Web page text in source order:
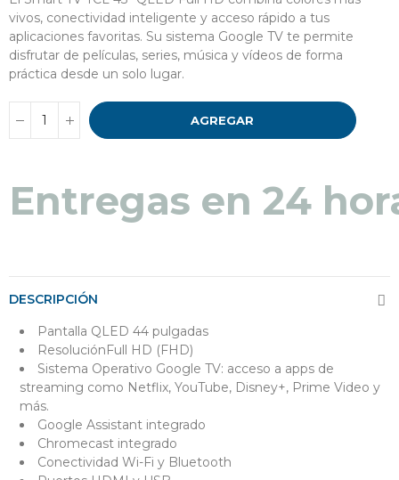
vivos, conectividad inteligente y acceso rápido a tus
aplicaciones favoritas. Su sistema Google TV te permite
disfrutar de películas, series, música y vídeos de forma
práctica desde un solo lugar.
AGREGAR
Entregas en 24
DESCRIPCIÓN
Pantalla QLED 44 pulgadas
ResoluciónFull HD (FHD)
Sistema Operativo Google TV: acceso a apps de
streaming como Netflix, YouTube, Disney+, Prime Video y
más.
Google Assistant integrado
Chromecast integrado
Conectividad Wi-Fi y Bluetooth